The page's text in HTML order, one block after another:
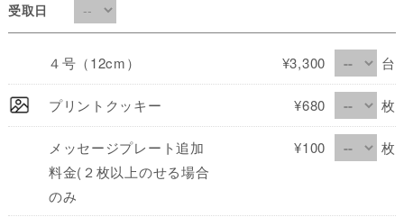
受取日
４号（12cm） ¥3,300 台
プリントクッキー ¥680 枚
メッセージプレート追加
料金(２枚以上のせる場合
のみ
¥100 枚